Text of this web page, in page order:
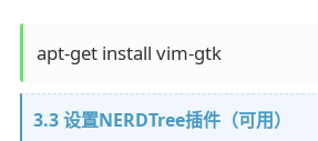
apt-get install vim-gtk
3.3 设置NERDTree插件（可用）